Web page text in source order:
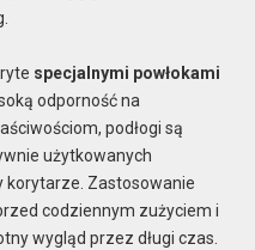
specjalnymi powłokami
odporność na
podłogi są
użytkowanych
korytarze. Zastosowanie
codziennym zużyciem i
wygląd przez długi czas.